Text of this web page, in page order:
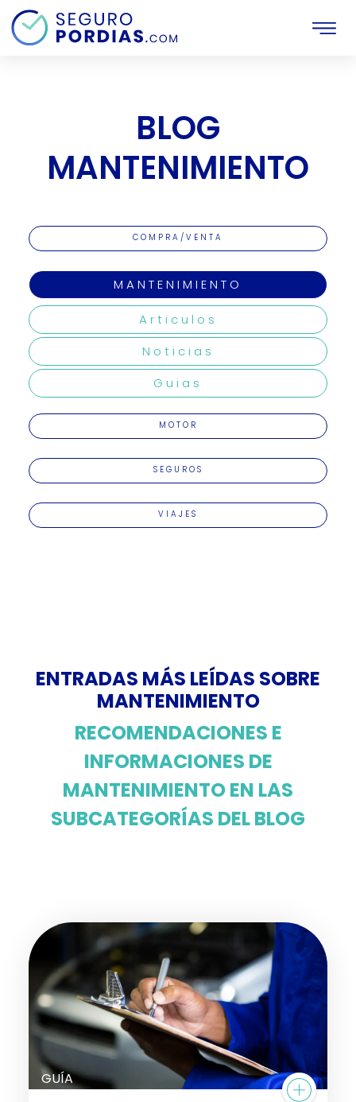
Inicio Mantenimiento
BLOG
MANTENIMIENTO
COMPRA/VENTA
MANTENIMIENTO
Articulos
Noticias
Guias
MOTOR
SEGUROS
VIAJES
ENTRADAS MÁS LEÍDAS SOBRE
MANTENIMIENTO
RECOMENDACIONES E
INFORMACIONES DE
MANTENIMIENTO EN LAS
SUBCATEGORÍAS DEL BLOG
GUÍA